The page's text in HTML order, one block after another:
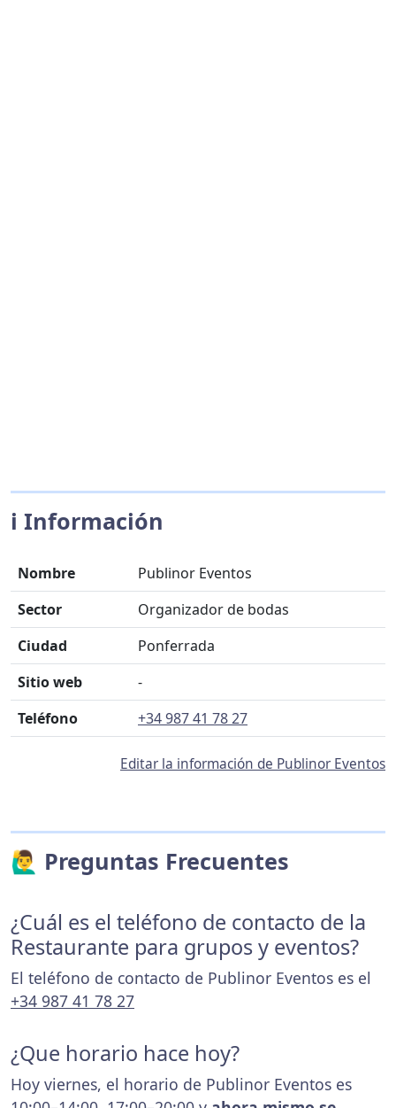
ℹ️ Información
Nombre
Publinor Eventos
Sector
Organizador de bodas
Ciudad
Ponferrada
Sitio web
-
Teléfono
+34 987 41 78 27
Editar la información de Publinor Eventos
🙋‍♂️ Preguntas Frecuentes
¿Cuál es el teléfono de contacto de la
Restaurante para grupos y eventos?
El teléfono de contacto de Publinor Eventos es el
+34 987 41 78 27
¿Que horario hace hoy?
Hoy viernes, el horario de Publinor Eventos es